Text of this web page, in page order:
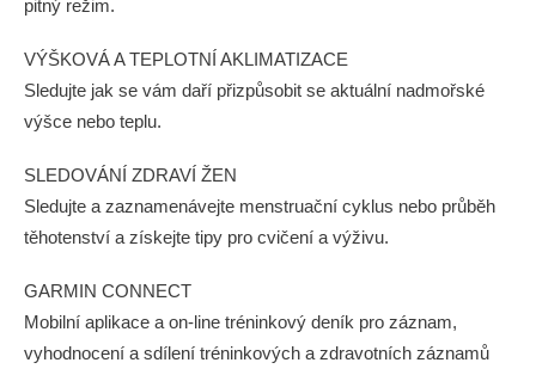
pitný režim.
VÝŠKOVÁ A TEPLOTNÍ AKLIMATIZACE
Sledujte jak se vám daří přizpůsobit se aktuální nadmořské
výšce nebo teplu.
SLEDOVÁNÍ ZDRAVÍ ŽEN
Sledujte a zaznamenávejte menstruační cyklus nebo průběh
těhotenství a získejte tipy pro cvičení a výživu.
GARMIN CONNECT
Mobilní aplikace a on-line tréninkový deník pro záznam,
vyhodnocení a sdílení tréninkových a zdravotních záznamů